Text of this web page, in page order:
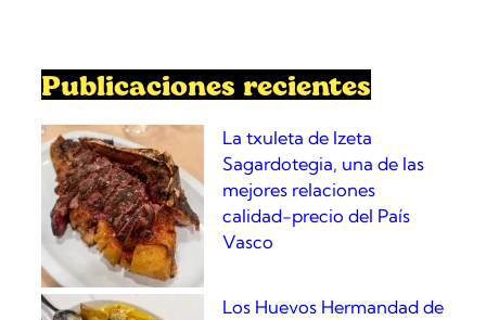
Publicaciones recientes
La txuleta de Izeta
Sagardotegia, una de las
mejores relaciones
calidad-precio del País
Vasco
Los Huevos Hermandad de